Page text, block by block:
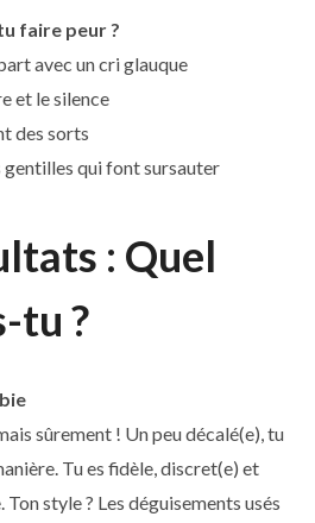
faire peur ?
avec un cri glauque
et le silence
des sorts
gentilles qui font sursauter
: Quel
tu ?
sûrement ! Un peu décalé(e), tu
Tu es fidèle, discret(e) et
style ? Les déguisements usés